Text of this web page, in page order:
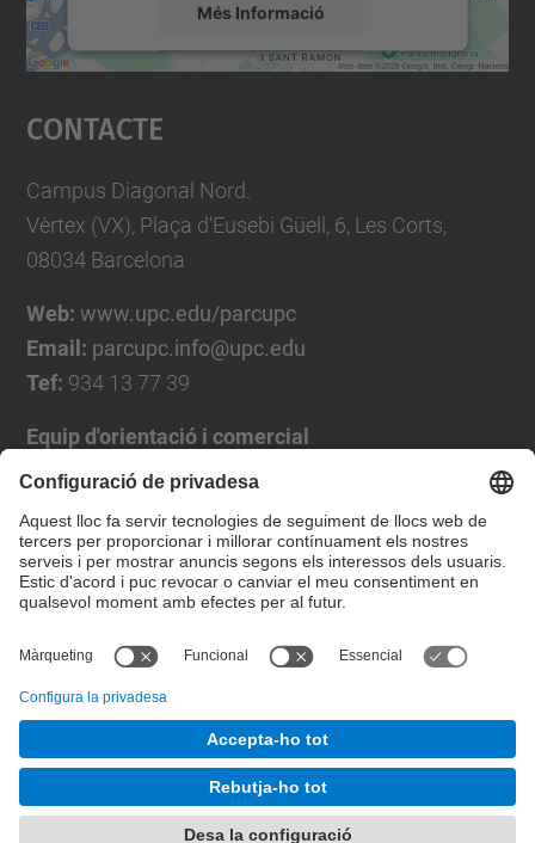
Més Informació
Accepta
powered by
Contacte
Campus Diagonal Nord.
Vèrtex (VX), Plaça d'Eusebi Güell, 6, Les Corts,
08034 Barcelona
Web: www.upc.edu/parcupc
Email: parcupc.info@upc.edu
Tef: 934 13 77 39
Equip d'orientació i comercial
José Luís Grande
Tel. 93 4137194
jose.luis.grande@upc.edu
Formulari de contacte
Desenvolupat amb